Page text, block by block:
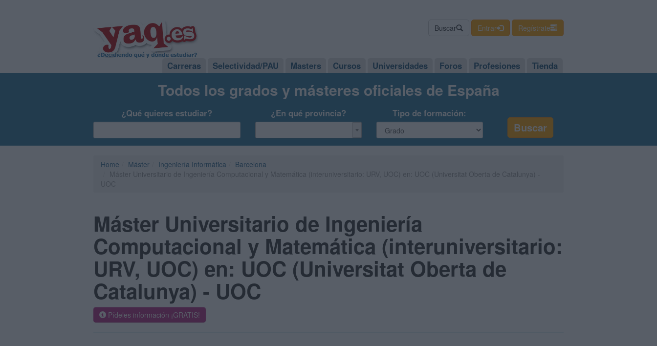
Buscar Entrar Regístrate
Carreras Selectividad/PAU Masters Cursos Universidades Foros Profesiones Tienda
Todos los grados y másteres oficiales de España
¿Qué quieres estudiar? ¿En qué provincia? Tipo de formación:
Home Máster Ingeniería Informática
Barcelona
Máster Universitario de Ingeniería
Computacional y Matemática (interuniversitario:
URV, UOC) en: UOC (Universitat Oberta de
Catalunya) - UOC
Pídeles información ¡GRATIS!